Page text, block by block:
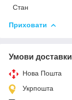
Стан
Приховати
Умови доставки
Нова Пошта
Укрпошта